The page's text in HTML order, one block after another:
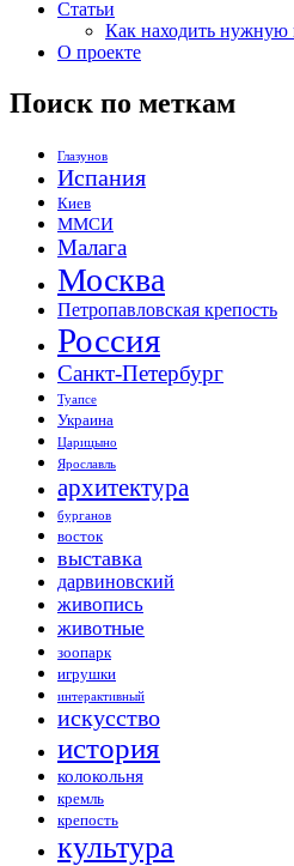
Статьи
Как находить
О проекте
Поиск по меткам
Глазунов
Испания
Киев
ММСИ
Малага
Москва
Петропавловская крепость
Россия
Санкт-Петербург
Туапсе
Украина
Царицыно
Ярославль
архитектура
бурганов
восток
выставка
дарвиновский
живопись
животные
зоопарк
игрушки
интерактивный
искусство
история
колокольня
кремль
крепость
культура